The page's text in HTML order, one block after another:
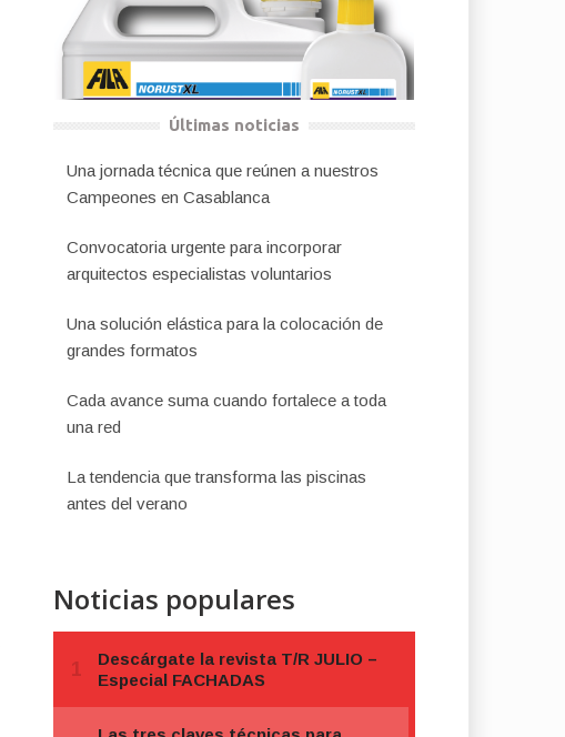
Últimas noticias
Una jornada técnica que reúnen a nuestros
Campeones en Casablanca
Convocatoria urgente para incorporar
arquitectos especialistas voluntarios
Una solución elástica para la colocación de
grandes formatos
Cada avance suma cuando fortalece a toda
una red
La tendencia que transforma las piscinas
antes del verano
Noticias populares